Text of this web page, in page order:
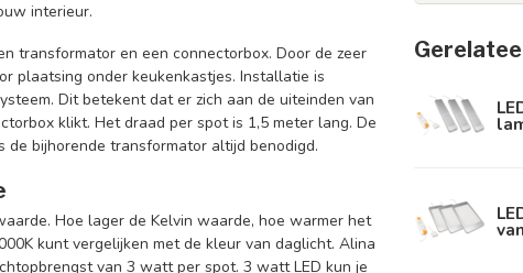
interieur.
transformator en een connectorbox. Door de zeer
plaatsing onder keukenkastjes. Installatie is
Dit betekent dat er zich aan de uiteinden van
klikt. Het draad per spot is 1,5 meter lang. De
bijhorende transformator altijd benodigd.
Hoe lager de Kelvin waarde, hoe warmer het
kunt vergelijken met de kleur van daglicht. Alina
van 3 watt per spot. 3 watt LED kun je